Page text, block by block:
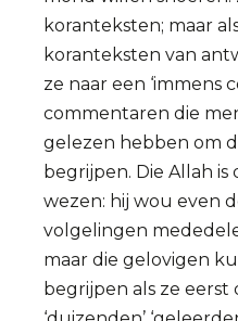
koranteksten; maar
koranteksten van
ze naar een ‘immens
commentaren die
gelezen hebben om
begrijpen. Die Allah
wezen: hij wou even
volgelingen
maar die gelovigen
begrijpen als ze eerst